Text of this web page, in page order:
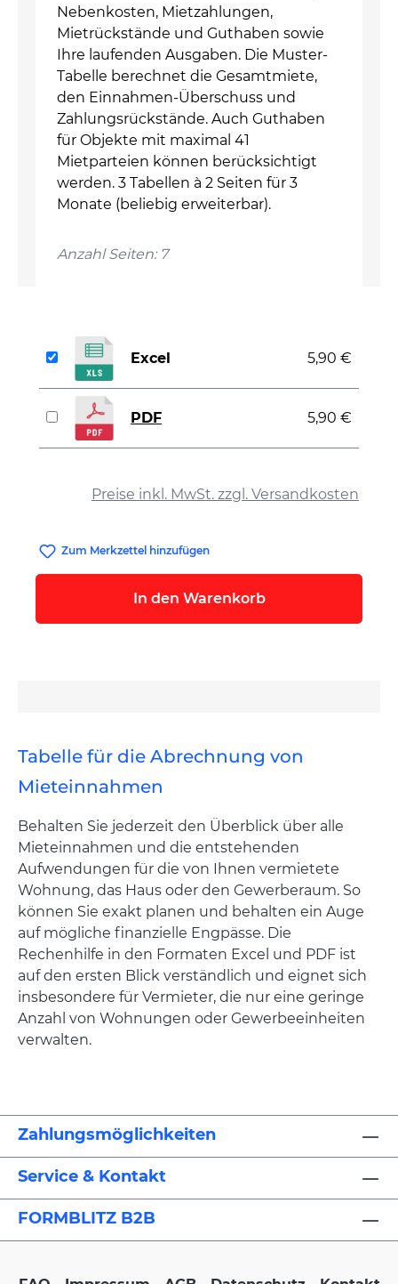
Nebenkosten, Mietzahlungen,
Mietrückstände und Guthaben sowie
Ihre laufenden Ausgaben. Die Muster-
Tabelle berechnet die Gesamtmiete,
den Einnahmen-Überschuss und
Zahlungsrückstände. Auch Guthaben
für Objekte mit maximal 41
Mietparteien können berücksichtigt
werden. 3 Tabellen à 2 Seiten für 3
Monate (beliebig erweiterbar).
Anzahl Seiten: 7
Preise inkl. MwSt. zzgl. Versandkosten
Excel 5,90 €
PDF 5,90 €
Zum Merkzettel hinzufügen
In den Warenkorb
Tabelle für die Abrechnung von
Mieteinnahmen
Behalten Sie jederzeit den Überblick über alle
Mieteinnahmen und die entstehenden
Aufwendungen für die von Ihnen vermietete
Wohnung, das Haus oder den Gewerberaum. So
können Sie exakt planen und behalten ein Auge
auf mögliche finanzielle Engpässe. Die
Rechenhilfe in den Formaten Excel und PDF ist
auf den ersten Blick verständlich und eignet sich
insbesondere für Vermieter, die nur eine geringe
Anzahl von Wohnungen oder Gewerbeeinheiten
verwalten.
Zahlungsmöglichkeiten
Service & Kontakt
FORMBLITZ B2B